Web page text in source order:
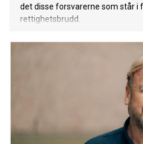
det disse forsvarerne som står i
rettighetsbrudd.